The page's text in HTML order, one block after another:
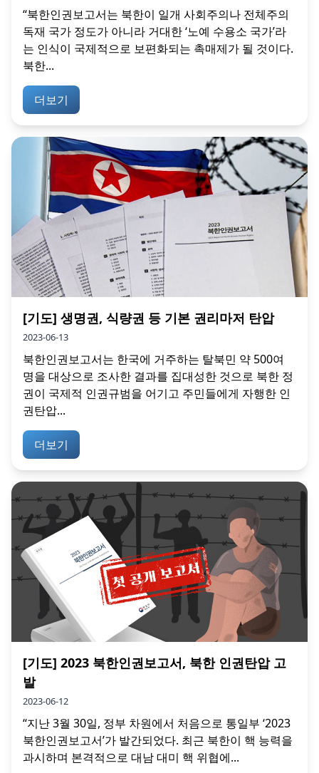
“북한인권보고서는 북한이 일개 사회주의나 전체주의
독재 국가 정도가 아니라 거대한 ‘노예 수용소 국가’라
는 인식이 국제적으로 보편화되는 촉매제가 될 것이다.
북한...
더보기
[기도] 생명권, 식량권 등 기본 권리마저 탄압
2023-06-13
북한인권보고서는 한국에 거주하는 탈북민 약 500여
명을 대상으로 조사한 결과를 집대성한 것으로 북한 정
권이 국제적 인권규범을 어기고 주민들에게 자행한 인
권탄압...
더보기
[기도] 2023 북한인권보고서, 북한 인권탄압 고
발
2023-06-12
“지난 3월 30일, 정부 차원에서 처음으로 통일부 ‘2023
북한인권보고서’가 발간되었다. 최근 북한이 핵 능력을
과시하며 본격적으로 대남 대미 핵 위협에...